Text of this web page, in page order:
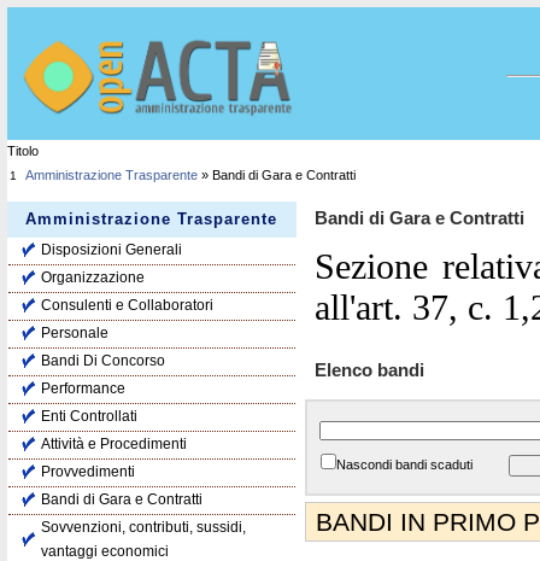
Titolo
1 Amministrazione Trasparente » Bandi di Gara e Contratti
Bandi di Gara e Contratti
Sezione
all'art. 37, c.
Elenco bandi
Nascondi bandi scaduti
BANDI IN PRIMO
Amministrazione Trasparente
Disposizioni Generali
Organizzazione
Consulenti e Collaboratori
Personale
Bandi Di Concorso
Performance
Enti Controllati
Attività e Procedimenti
Provvedimenti
Bandi di Gara e Contratti
Sovvenzioni, contributi, sussidi,
vantaggi economici